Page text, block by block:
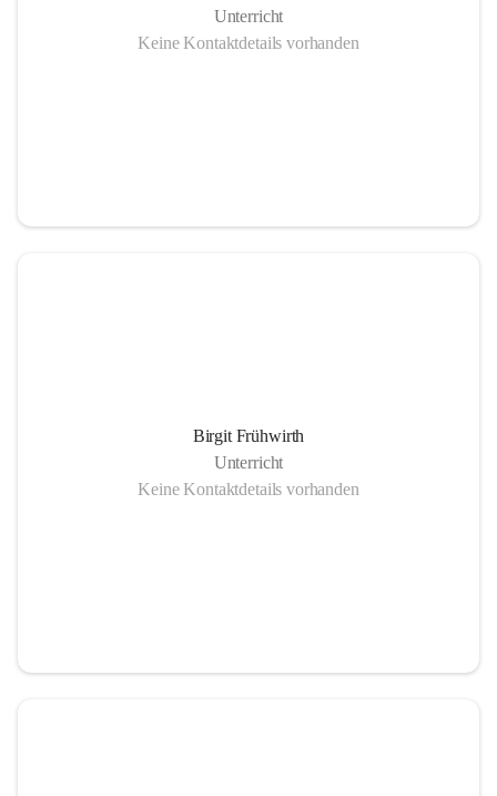
Unterricht
Keine Kontaktdetails vorhanden
Birgit Frühwirth
Unterricht
Keine Kontaktdetails vorhanden